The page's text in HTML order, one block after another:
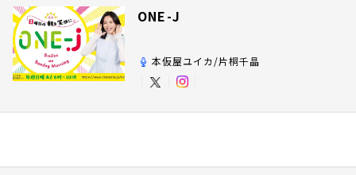
ONE-J
本仮屋ユイカ/片桐千晶